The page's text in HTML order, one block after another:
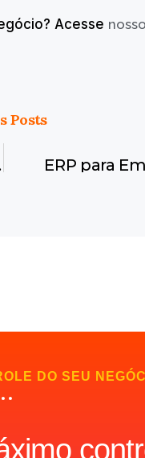
Acesse
Posts
Real ERP para
DO SEU